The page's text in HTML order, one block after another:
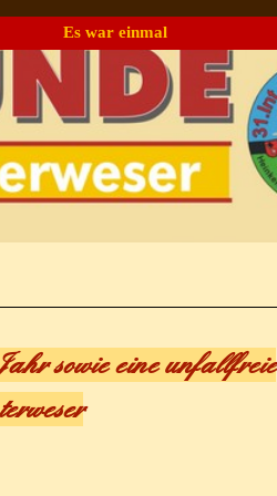
Es war einmal
sowie eine unfallfreie